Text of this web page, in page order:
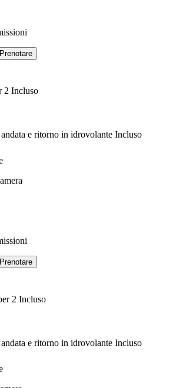
Prenotare
2 Incluso
e ritorno in idrovolante Incluso
Prenotare
2 Incluso
e ritorno in idrovolante Incluso